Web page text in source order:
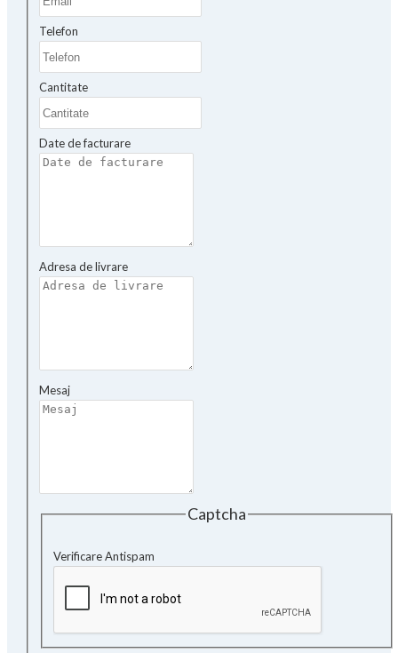
Telefon
Cantitate
Date de facturare
Adresa de livrare
Mesaj
Captcha
Verificare Antispam